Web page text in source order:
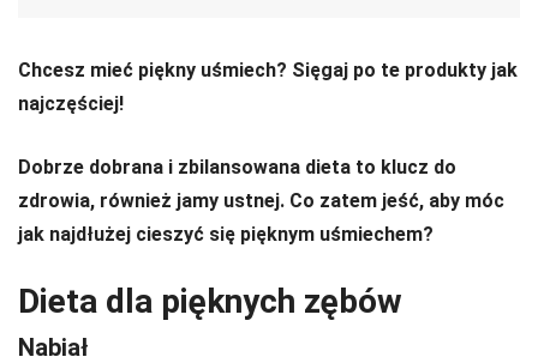
Chcesz mieć piękny uśmiech? Sięgaj po te produkty jak
najczęściej!
Dobrze dobrana i zbilansowana dieta to klucz do
zdrowia, również jamy ustnej. Co zatem jeść, aby móc
jak najdłużej cieszyć się pięknym uśmiechem?
Dieta dla pięknych zębów
Nabiał